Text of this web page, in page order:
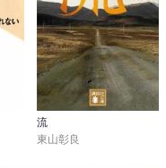
流
東山彰良